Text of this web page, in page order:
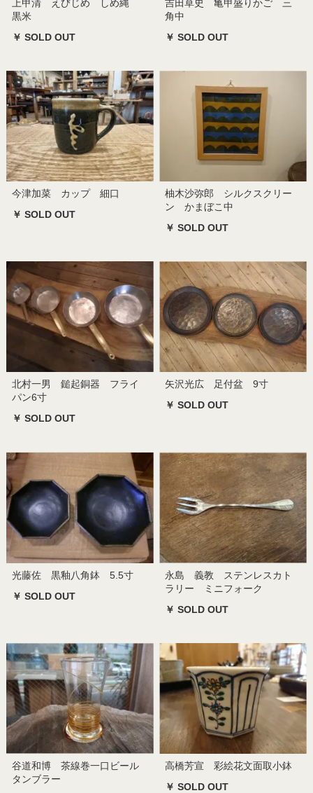
上甲清 えびじめ しめ縄
黒米
￥ SOLD OUT
吉田草史 亀甲盛りかご 三
角中
￥ SOLD OUT
今津加菜 カップ 細口
￥ SOLD OUT
柚木沙弥郎 シルクスクリー
ン かまぼこ中
￥ SOLD OUT
北村一男 鎚起銅器 フライ
パン6寸
￥ SOLD OUT
矢沢光広 足付盆 9寸
￥ SOLD OUT
光藤佐 黒釉八角鉢 5.5寸
￥ SOLD OUT
永島 義教 ステンレスカト
ラリー ミニフォーク
￥ SOLD OUT
谷道和博 茶線巻一口ビール
タンブラー
高橋芳宣 彩絵花文面取小鉢
￥ SOLD OUT